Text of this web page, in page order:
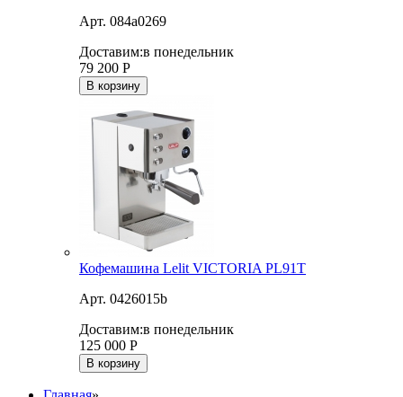
Арт. 084a0269
Доставим:в понедельник
79 200 Р
В корзину
Кофемашина Lelit VICTORIA PL91T
Арт. 0426015b
Доставим:в понедельник
125 000 Р
В корзину